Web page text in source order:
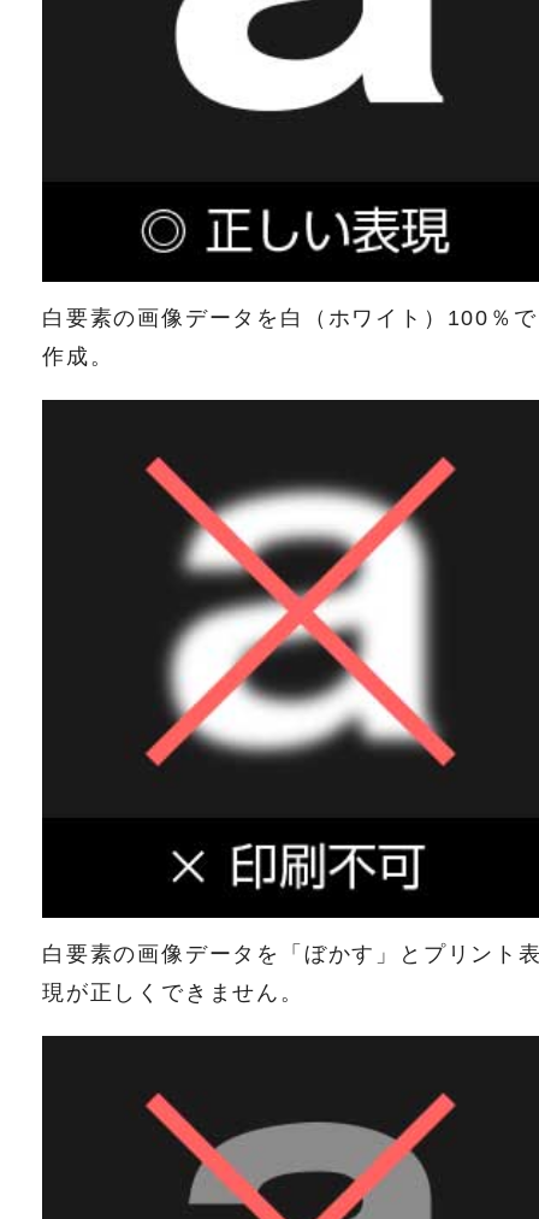
白要素の画像データを白（ホワイト）100％で
作成。
白要素の画像データを「ぼかす」とプリント
現が正しくできません。